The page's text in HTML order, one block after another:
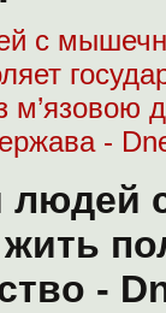
с
м’язовою
-
людей
-